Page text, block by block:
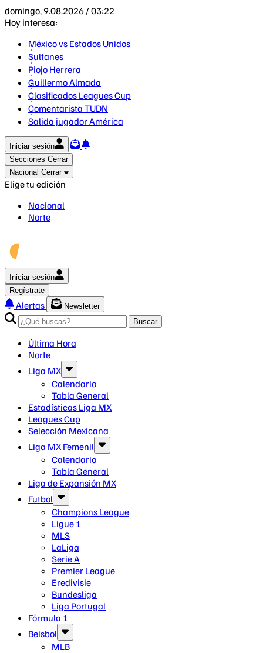
domingo, 9.08.2026 / 03:22
Hoy interesa:
México vs Estados Unidos
Sultanes
Piojo Herrera
Guillermo Almada
Clasificados Leagues Cup
Comentarista TUDN
Salida jugador América
Iniciar sesión
Secciones Cerrar
Nacional Cerrar
Elige tu edición
Nacional
Norte
Iniciar sesión
Regístrate
Alertas
Newsletter
Buscar
Última Hora
Norte
Liga MX
Calendario
Tabla General
Estadísticas Liga MX
Leagues Cup
Selección Mexicana
Liga MX Femenil
Calendario
Tabla General
Liga de Expansión MX
Futbol
Champions League
Ligue 1
MLS
LaLiga
Serie A
Premier League
Eredivisie
Bundesliga
Liga Portugal
Fórmula 1
Beisbol
MLB